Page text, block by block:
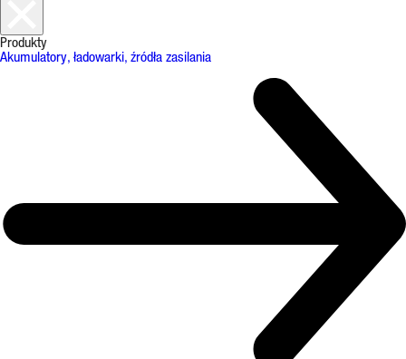
Produkty
Akumulatory, ładowarki, źródła zasilania